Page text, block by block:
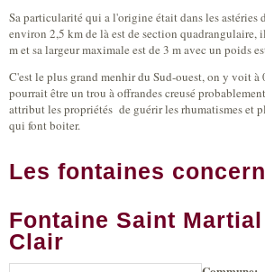
Sa particularité qui a l'origine était dans les
environ 2,5 km de là est de section quadrangulaire,
m et sa largeur maximale est de 3 m avec un poids
C'est le plus grand menhir du Sud-ouest, on y voit à
pourrait être un trou à offrandes creusé
attribut les propriétés de guérir les rhumatismes et
qui font boiter.
Les fontaines
Fontaine Saint
Clair